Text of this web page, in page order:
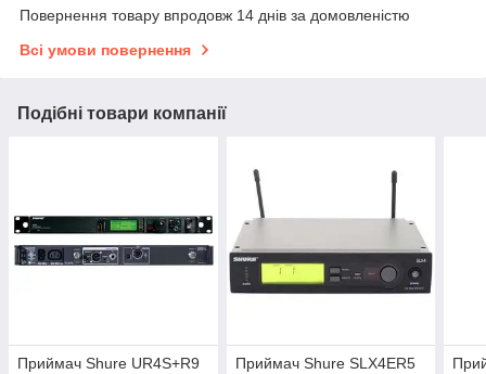
Повернення товару впродовж 14 днів за домовленістю
Всі умови повернення
Подібні товари компанії
Приймач Shure UR4S+R9 Приймач Shure SLX4ER5